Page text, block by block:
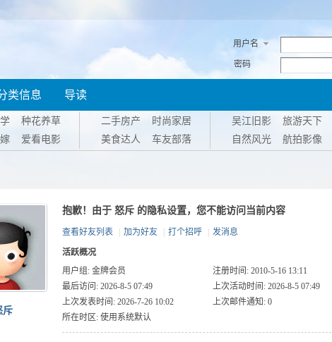
用户名
密码
类信息 导读
种花养草
爱看电影
二手房产
时尚家居
美食达人
车友部落
吴江旧影
旅游天下
自然风光
航拍影像
斥
抱歉！由于 怒斥 的隐私设置，您不能访问当前内容
查看好友列表 加为好友 打个招呼 发消息
活跃概况
用户组: 金牌会员
注册时间: 2010-5-16 13:11
最后访问: 2026-8-5 07:49
上次活动时间: 2026-8-5 07:49
上次发表时间: 2026-7-26 10:02
上次邮件通知: 0
所在时区: 使用系统默认